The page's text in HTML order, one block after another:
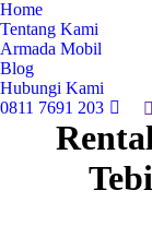
Home
Tentang Kami
Armada Mobil
Blog
Hubungi Kami
0811 7691 203